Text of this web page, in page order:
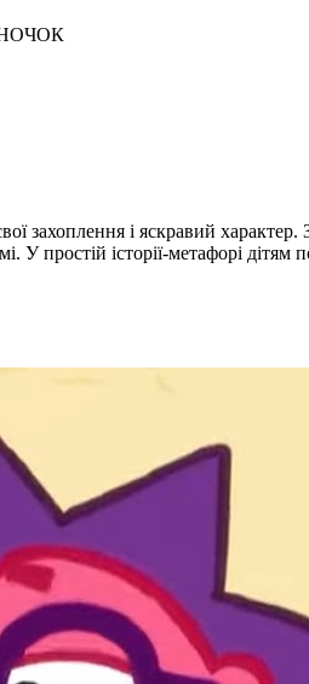
захоплення і яскравий
простій історії-метафорі дітям